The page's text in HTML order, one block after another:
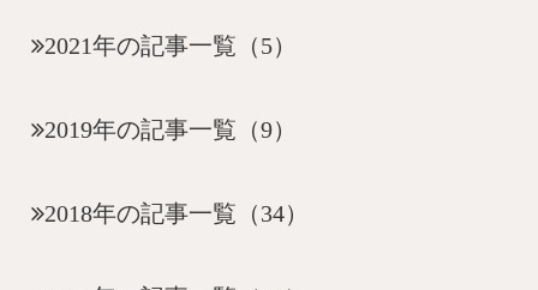
2021年の記事一覧（5）
2019年の記事一覧（9）
2018年の記事一覧（34）